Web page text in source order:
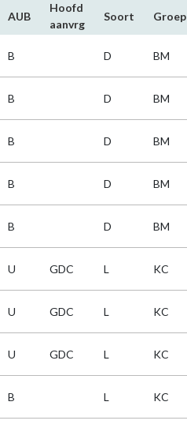
AUB
Hoofd​
aanvrg
Soort Groep
B D BM
B D BM
B D BM
B D BM
B D BM
U GDC L KC
U GDC L KC
U GDC L KC
B L KC